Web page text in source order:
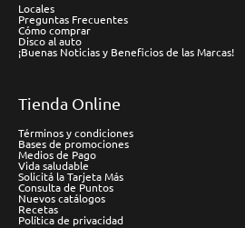
Locales
Preguntas Frecuentes
Cómo comprar
Disco al auto
¡Buenas Noticias y Beneficios de las Marcas!
Tienda Online
Términos y condiciones
Bases de promociones
Medios de Pago
Vida saludable
Solicitá la Tarjeta Más
Consulta de Puntos
Nuevos catálogos
Recetas
Política de privacidad